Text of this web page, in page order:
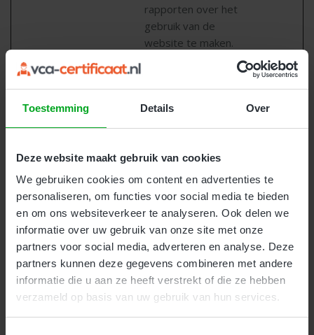
Toestemming Details Over
Deze website maakt gebruik van cookies
We gebruiken cookies om content en advertenties te
personaliseren, om functies voor social media te bieden
en om ons websiteverkeer te analyseren. Ook delen we
informatie over uw gebruik van onze site met onze
partners voor social media, adverteren en analyse. Deze
partners kunnen deze gegevens combineren met andere
informatie die u aan ze heeft verstrekt of die ze hebben
verzameld op basis van uw gebruik van hun services.
rapporten over het
gebruik van de
website te maken.
_GRECAPT
Google
maken tussen
mensen en bots. Dit
rapporten over het
gebruik van de
website te maken.
180
dagen
CookieCons
ent
Cookiebot
Slaat de cookiestatus
van de gebruiker op
voor het huidige
domein
1 jaar
rc::a Google
Deze cookie wordt
Perman